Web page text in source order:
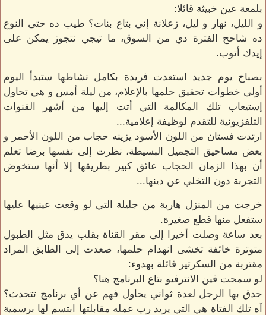
بلمعة عين خبيثة قائلا:
و الليل، نهار و ليل، زعلانة إني بتاع بنات؟ طيب ده حتى النوع
ده شاحح الفترة دي من السوق، ما تيجي نتجوز يمكن على
إيدك أتوب.
بصباح يوم جديد استعدت فريدة بكامل نشاطها ستبدأ اليوم
أولى خطوات تحقيق حلمها بالإعلام، من ليلة أمس و هي تحاول
إستيعاب تلك المكالمة التي أتت إليها من أشهر القنوات
التلفزيونية للتقدم لوظيفة إعلامية...
ارتدت فستان من اللون الأسود يزينه حجاب من اللون الأحمر و
بعض مساحيق التجميل البسيطة، نظرت إلى نفسها برضا تعلم
أن بهذا الزمان الحجاب عائق كبير بطريقها إلا أنها ستخوض
التجربة دون التخلي عن دينها...
خرجت من المنزل هاربة من جليلة التي لو وقعت عينيها عليها
ستفعل منها قطع صغيرة.
بعد ساعة وصلت أخيرا إلى مقر القناة بقلب يدق مثل الطبول
متوترة خائفة تخشى انهدام حلمها، صعدت إلى الطابق المراد
مقتربة من السكرتير قائلة بهدوء:
لو سمحت فين الانترفيو بتاع البرنامج هنا؟
حدق بها الرجل لعدة ثواني يحاول فهم عن أي برنامج تتحدث؟
آه تلك الفتاة هي التي يريد رب عمله مقابلتها ابتسم لها برسمية